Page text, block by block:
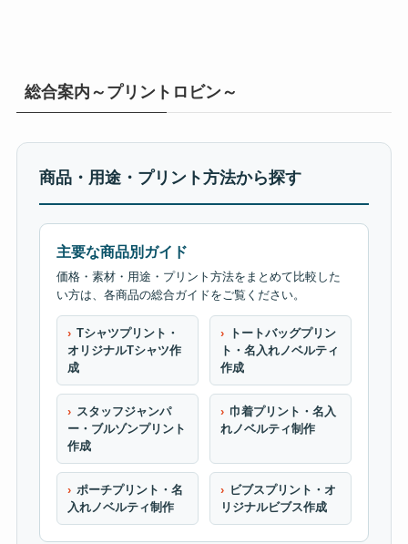
総合案内～プリントロビン～
商品・用途・プリント方法から探す
主要な商品別ガイド
価格・素材・用途・プリント方法をまとめて比較した
い方は、各商品の総合ガイドをご覧ください。
Tシャツプリント・
オリジナルTシャツ作
成
トートバッグプリン
ト・名入れノベルティ
作成
スタッフジャンパ
ー・ブルゾンプリント
作成
巾着プリント・名入
れノベルティ制作
ポーチプリント・名
入れノベルティ制作
ビブスプリント・オ
リジナルビブス作成